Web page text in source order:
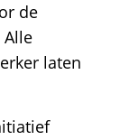
de
laten